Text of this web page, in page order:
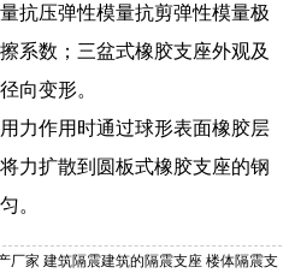
抗压弹性模量抗剪弹性模量极
系数；三盆式橡胶支座外观及
向变形。
力作用时通过球形表面橡胶层
力扩散到圆板式橡胶支座的钢
。
厂家 建筑隔震建筑的隔震支座 楼体隔震支